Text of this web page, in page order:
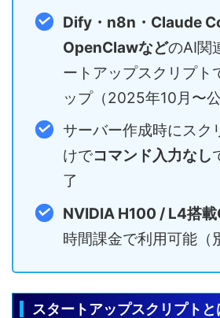
Dify・n8n・Claude
OpenClawなどのAI関
ートアップスクリプト
ップ（2025年10月〜公
サーバー作成時にスク
けでコマンド入力なし
了
NVIDIA H100 / L4搭載
時間課金で利用可能（
スタートアップスクリプトと